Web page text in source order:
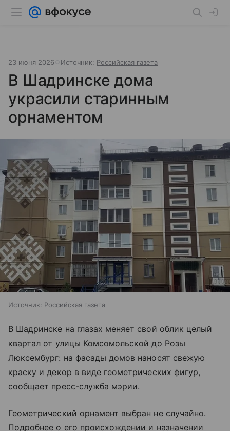
23 июня 2026 Источник: Российская газета
В Шадринске дома
украсили старинным
орнаментом
Источник: Российская газета
В Шадринске на глазах меняет свой облик целый
квартал от улицы Комсомольской до Розы
Люксембург: на фасады домов наносят свежую
краску и декор в виде геометрических фигур,
сообщает пресс-служба мэрии.
Геометрический орнамент выбран не случайно.
Подробнее о его происхождении и назначении